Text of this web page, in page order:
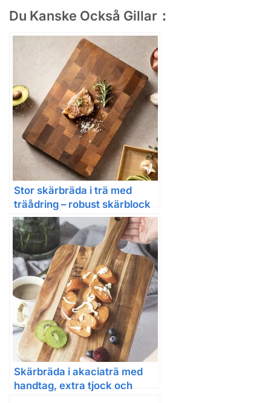
Du Kanske Också Gillar：
Stor skärbräda i trä med
träådring – robust skärblock
28×18 cm
Skärbräda i akaciaträ med
handtag, extra tjock och